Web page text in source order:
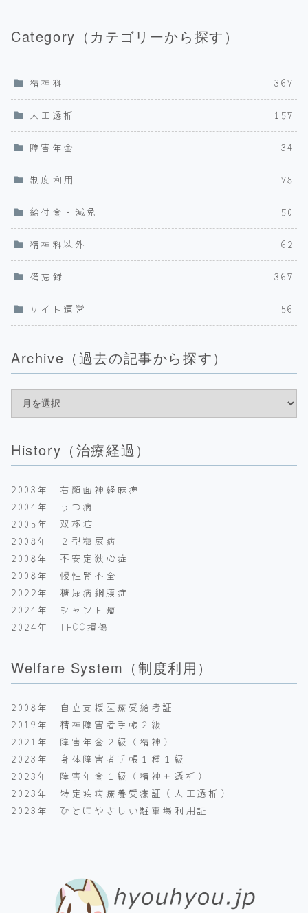
Category（カテゴリーから探す）
精神科 367
人工透析 157
障害年金 34
制度利用 78
給付金・減免 50
精神科以外 62
備忘録 367
サイト運営 56
Archive（過去の記事から探す）
History（治療経過）
2003年 右顔面神経麻痺
2004年 うつ病
2005年 双極症
2008年 ２型糖尿病
2008年 不安定狭心症
2008年 慢性腎不全
2022年 糖尿病網膜症
2024年 シャント瘤
2024年 TFCC損傷
Welfare System（制度利用）
2008年 自立支援医療受給者証
2019年 精神障害者手帳２級
2021年 障害年金２級（精神）
2023年 身体障害者手帳１種１級
2023年 障害年金１級（精神＋透析）
2023年 特定疾病療養受療証（人工透析）
2023年 ひとにやさしい駐車場利用証